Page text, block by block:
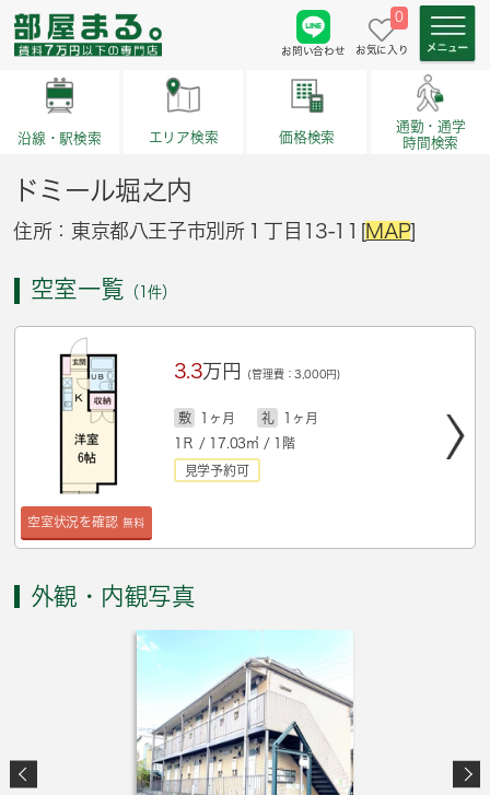
お問い合わせ
0
お気に入り
沿線・駅検索 エリア検索 価格検索
通勤・通学
時間検索
ドミール堀之内
住所：東京都八王子市別所１丁目13-11[MAP]
空室一覧 （1件）
空室状況を確認 無料
3.3万円 (管理費：3,000円)
敷 1ヶ月 礼
1ヶ月
1Ｒ / 17.03㎡ / 1階
見学予約可
外観・内観写真